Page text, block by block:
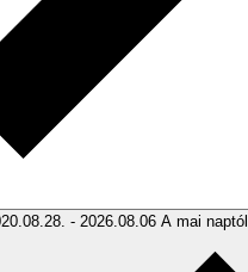
- 2026.08.06 A mai naptól